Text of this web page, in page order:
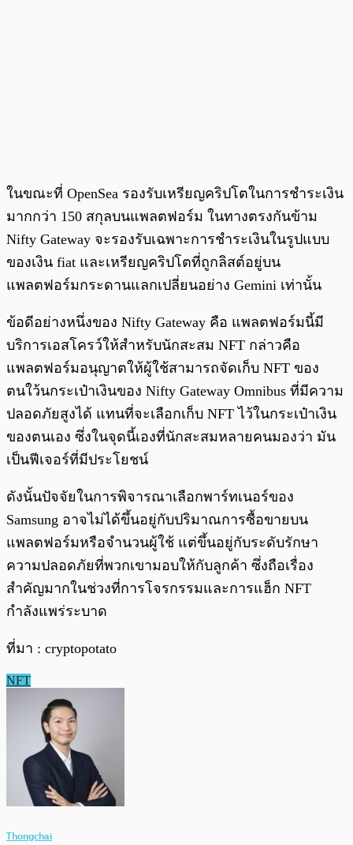
ในขณะที่ OpenSea รองรับเหรียญคริปโตในการชำระเงิน
มากกว่า 150 สกุลบนแพลตฟอร์ม ในทางตรงกันข้าม
Nifty Gateway จะรองรับเฉพาะการชำระเงินในรูปแบบ
ของเงิน fiat และเหรียญคริปโตที่ถูกลิสต์อยู่บน
แพลตฟอร์มกระดานแลกเปลี่ยนอย่าง Gemini เท่านั้น
ข้อดีอย่างหนึ่งของ Nifty Gateway คือ แพลตฟอร์มนี้มี
บริการเอสโครว์ให้สำหรับนักสะสม NFT กล่าวคือ
แพลตฟอร์มอนุญาตให้ผู้ใช้สามารถจัดเก็บ NFT ของ
ตนใว้นกระเป๋าเงินของ Nifty Gateway Omnibus ที่มีความ
ปลอดภัยสูงได้ แทนที่จะเลือกเก็บ NFT ไว้ในกระเป๋าเงิน
ของตนเอง ซึ่งในจุดนี้เองที่นักสะสมหลายคนมองว่า มัน
เป็นฟีเจอร์ที่มีประโยชน์
ดังนั้นปัจจัยในการพิจารณาเลือกพาร์ทเนอร์ของ
Samsung อาจไม่ได้ขึ้นอยู่กับปริมาณการซื้อขายบน
แพลตฟอร์มหรือจำนวนผู้ใช้ แต่ขึ้นอยู่กับระดับรักษา
ความปลอดภัยที่พวกเขามอบให้กับลูกค้า ซึ่งถือเรื่อง
สำคัญมากในช่วงที่การโจรกรรมและการแฮ็ก NFT
กำลังแพร่ระบาด
ที่มา : cryptopotato
NFT
Thongchai